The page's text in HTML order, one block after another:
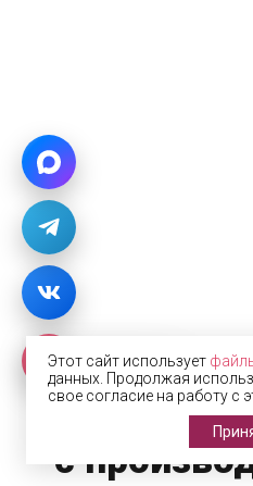
Фото
с
Этот сайт использует
данных. Продолжая
свое согласие на работу с